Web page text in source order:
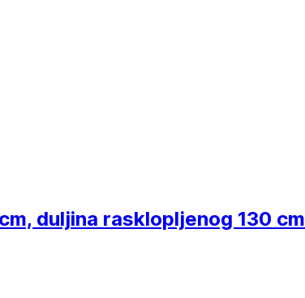
duljina rasklopljenog 130 cm